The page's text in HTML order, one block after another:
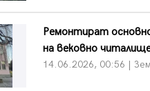
Ремонтират
на вековно
14.06.2026, 00:56 |